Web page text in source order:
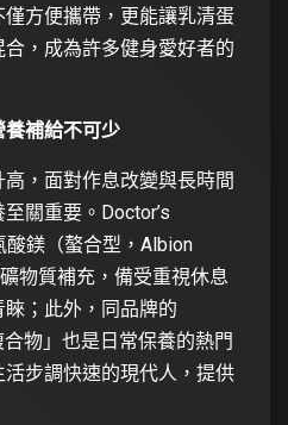
方便攜帶，更能讓乳清蛋
，成為許多健身愛好者的
補給不可少
，面對作息改變與長時間
關重要。Doctor’s
酸鎂（螯合型，Albion
物質補充，備受重視休息
；此外，同品牌的
合物」也是日常保養的熱門
步調快速的現代人，提供